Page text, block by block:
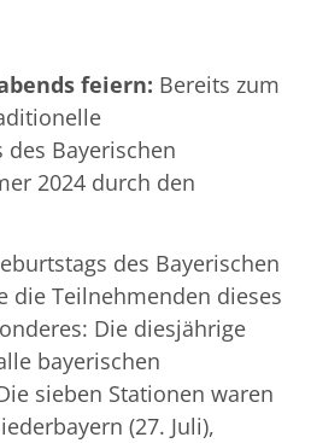
feiern: Bereits zum
Bayerischen
2024 durch den
des Bayerischen
die Teilnehmenden dieses
Die diesjährige
bayerischen
sieben Stationen waren
(27. Juli),